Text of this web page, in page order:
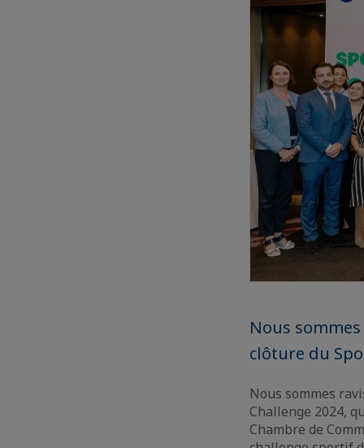
Nous
clôture du
Nous sommes
Challenge 2024,
Chambre de